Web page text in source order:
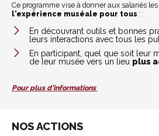
Ce programme vise à donner aux salariés
l'expérience muséale pour tous :
En découvrant outils et bonnes
leurs interactions avec tous les
En participant, quel que soit leur
de leur musée vers un lieu plus
Pour plus d'informations
NOS ACTIONS